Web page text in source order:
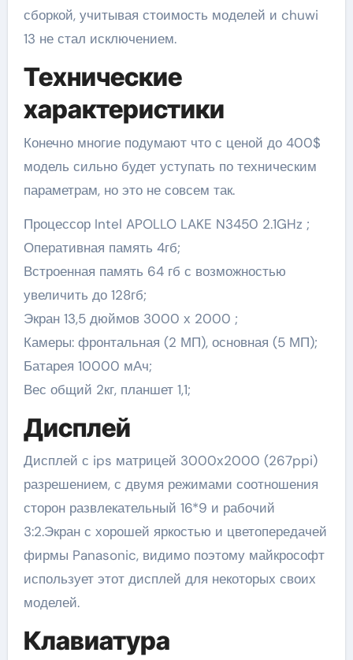
сборкой, учитывая стоимость моделей и chuwi
13 не стал исключением.
Технические
характеристики
Конечно многие подумают что с ценой до 400$
модель сильно будет уступать по техническим
параметрам, но это не совсем так.
Процессор Intel APOLLO LAKE N3450 2.1GHz ;
Оперативная память 4гб;
Встроенная память 64 гб с возможностью
увеличить до 128гб;
Экран 13,5 дюймов 3000 х 2000 ;
Камеры: фронтальная (2 МП), основная (5 МП);
Батарея 10000 мАч;
Вес общий 2кг, планшет 1,1;
Дисплей
Дисплей с ips матрицей 3000х2000 (267ppi)
разрешением, с двумя режимами соотношения
сторон развлекательный 16*9 и рабочий
3:2.Экран с хорошей яркостью и цветопередачей
фирмы Panasonic, видимо поэтому майкрософт
использует этот дисплей для некоторых своих
моделей.
Клавиатура